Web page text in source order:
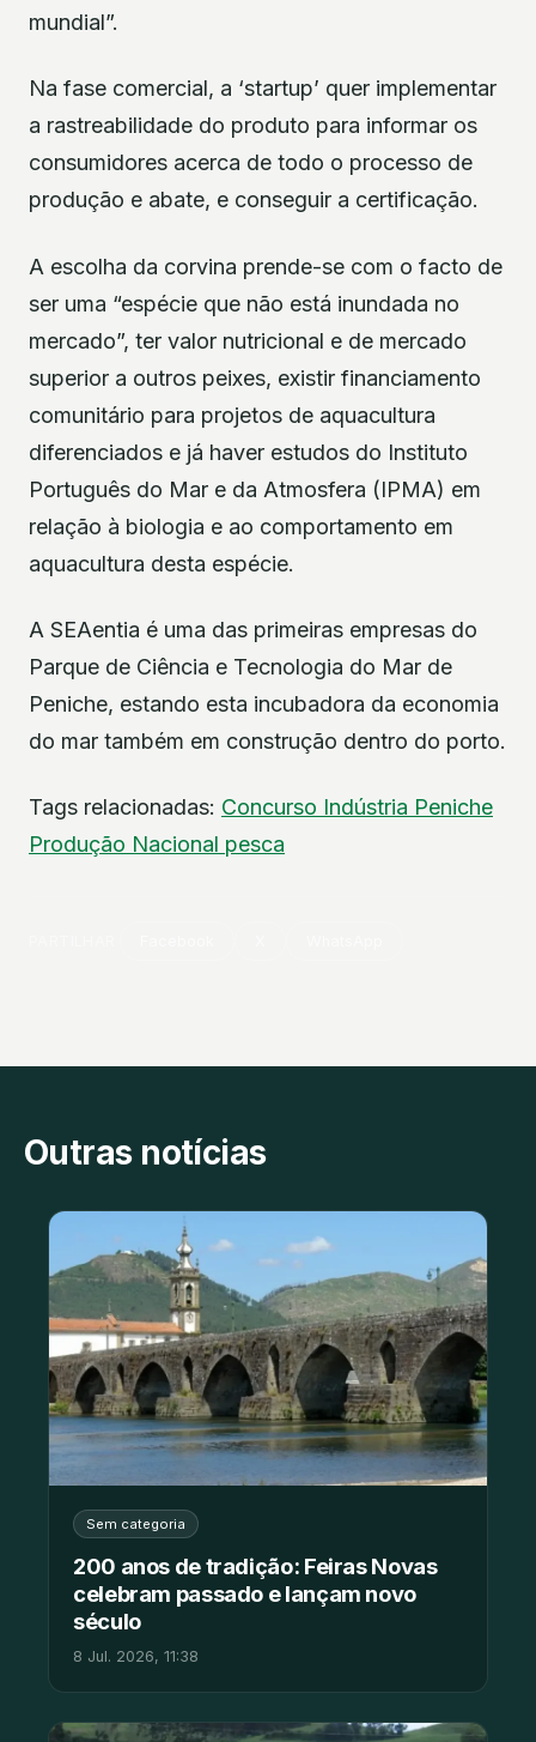
mundial”.
Na fase comercial, a ‘startup’ quer implementar
a rastreabilidade do produto para informar os
consumidores acerca de todo o processo de
produção e abate, e conseguir a certificação.
A escolha da corvina prende-se com o facto de
ser uma “espécie que não está inundada no
mercado”, ter valor nutricional e de mercado
superior a outros peixes, existir financiamento
comunitário para projetos de aquacultura
diferenciados e já haver estudos do Instituto
Português do Mar e da Atmosfera (IPMA) em
relação à biologia e ao comportamento em
aquacultura desta espécie.
A SEAentia é uma das primeiras empresas do
Parque de Ciência e Tecnologia do Mar de
Peniche, estando esta incubadora da economia
do mar também em construção dentro do porto.
Tags relacionadas: Concurso Indústria Peniche
Produção Nacional pesca
Outras notícias
Sem categoria
200 anos de tradição: Feiras Novas
celebram passado e lançam novo
século
8 Jul. 2026, 11:38